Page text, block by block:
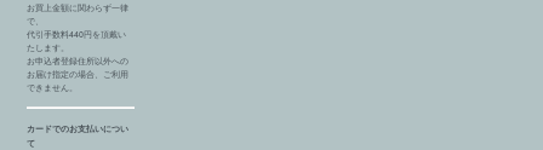
お買上金額に関わらず一律
で、
代引手数料440円を頂戴い
たします。
お申込者登録住所以外への
お届け指定の場合、ご利用
できません。
カードでのお支払いについ
て